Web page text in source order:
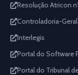
Resolução Atricon
Controladoria-
Interlegis
Portal do Software
Portal do Tribunal